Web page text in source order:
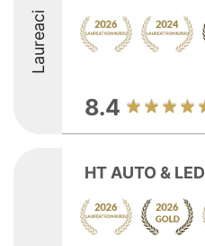
Laureaci
8.4
HT AUTO & LED